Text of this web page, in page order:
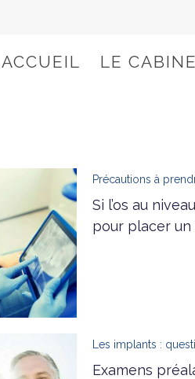
ACCUEIL LE
Précautions à
Si l’os au
pour placer un
Les implants :
Examens